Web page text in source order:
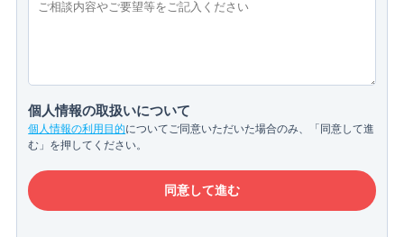
個人情報の取扱いについて
個人情報の利用目的についてご同意いただいた場合のみ、「同意して進
む」を押してください。